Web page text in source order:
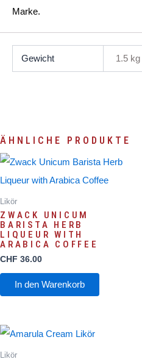
Marke.
Gewicht 1.5 kg
ÄHNLICHE PRODUKTE
Likör
ZWACK UNICUM
BARISTA HERB
LIQUEUR WITH
ARABICA COFFEE
CHF 36.00
In den Warenkorb
Likör